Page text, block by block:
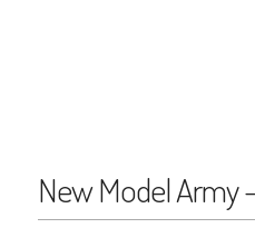
New Model Army